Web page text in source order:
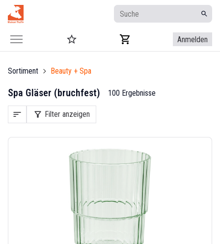
Anmelden
Sortiment Beauty + Spa
Spa Gläser (bruchfest) 100 Ergebnisse
sort filter_alt Filter anzeigen